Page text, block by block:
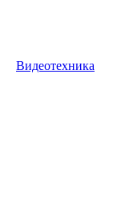
Видеотехника